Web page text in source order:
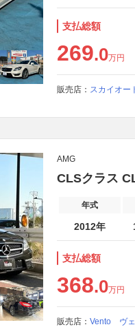
支払総額
269.0万円
販売店： スカイオ
AMG
CLSクラス
年式
2012年
支払総額
368.0万円
販売店： Vento ヴェ